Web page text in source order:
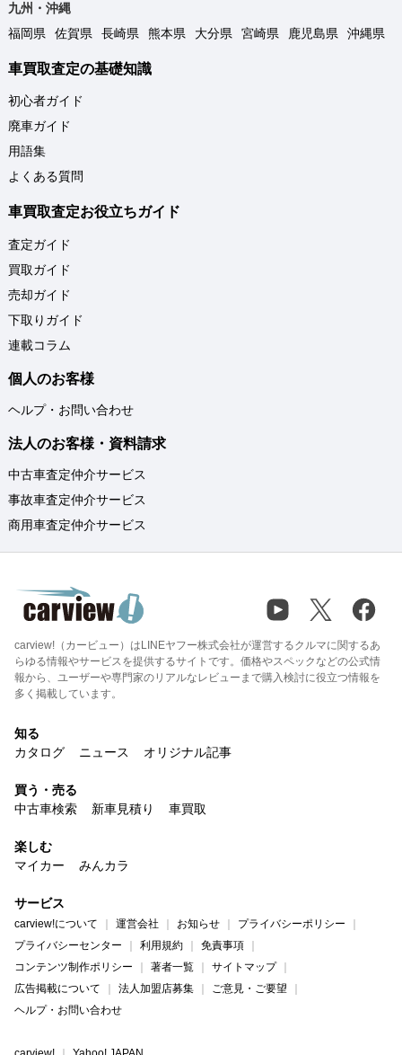
九州・沖縄
福岡県
佐賀県 長崎県 熊本県 大分県 宮崎県 鹿児島県 沖縄県
車買取査定の基礎知識
初心者ガイド
廃車ガイド
用語集
よくある質問
車買取査定お役立ちガイド
査定ガイド
買取ガイド
売却ガイド
下取りガイド
連載コラム
個人のお客様
ヘルプ・お問い合わせ
法人のお客様・資料請求
中古車査定仲介サービス
事故車査定仲介サービス
商用車査定仲介サービス
carview!（カービュー）はLINEヤフー株式会社が運営するクルマに関するあ
らゆる情報やサービスを提供するサイトです。価格やスペックなどの公式情
報から、ユーザーや専門家のリアルなレビューまで購入検討に役立つ情報を
多く掲載しています。
知る
カタログ
ニュース オリジナル記事
買う・売る
中古車検索
新車見積り 車買取
楽しむ
マイカー
みんカラ
サービス
carview!について 運営会社 お知らせ
プライバシーポリシー
プライバシーセンター
利用規約
免責事項
コンテンツ制作ポリシー
著者一覧
サイトマップ
広告掲載について
法人加盟店募集
ご意見・ご要望
ヘルプ・お問い合わせ